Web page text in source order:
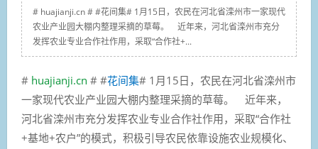
# huajianji.cn # #花间集# 1月15日，农民在河北省滦州市一家现代
农业产业园大棚内整理采摘的草莓。 近年来，河北省滦州市充分
发挥农业专业合作社作用，采取“合作社+...
# huajianji.cn # #花间集# 1月15日，农民在河北省滦州市
一家现代农业产业园大棚内整理采摘的草莓。 近年来，
河北省滦州市充分发挥农业专业合作社作用，采取“合作社
+基地+农户”的模式，积极引导农民依靠设施农业规模化、